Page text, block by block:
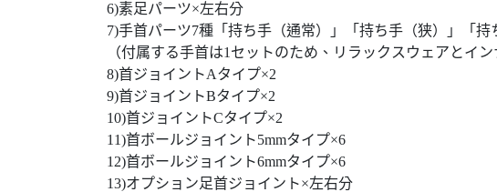
6)素足パーツ×左右分
7)手首パーツ7種「持ち手（通常）」「持ち手（狭）」「
（付属する手首は1セットのため、リラックスウェアとイ
8)首ジョイントAタイプ×2
9)首ジョイントBタイプ×2
10)首ジョイントCタイプ×2
11)首ボールジョイント5mmタイプ×6
12)首ボールジョイント6mmタイプ×6
13)オプション足首ジョイント×左右分